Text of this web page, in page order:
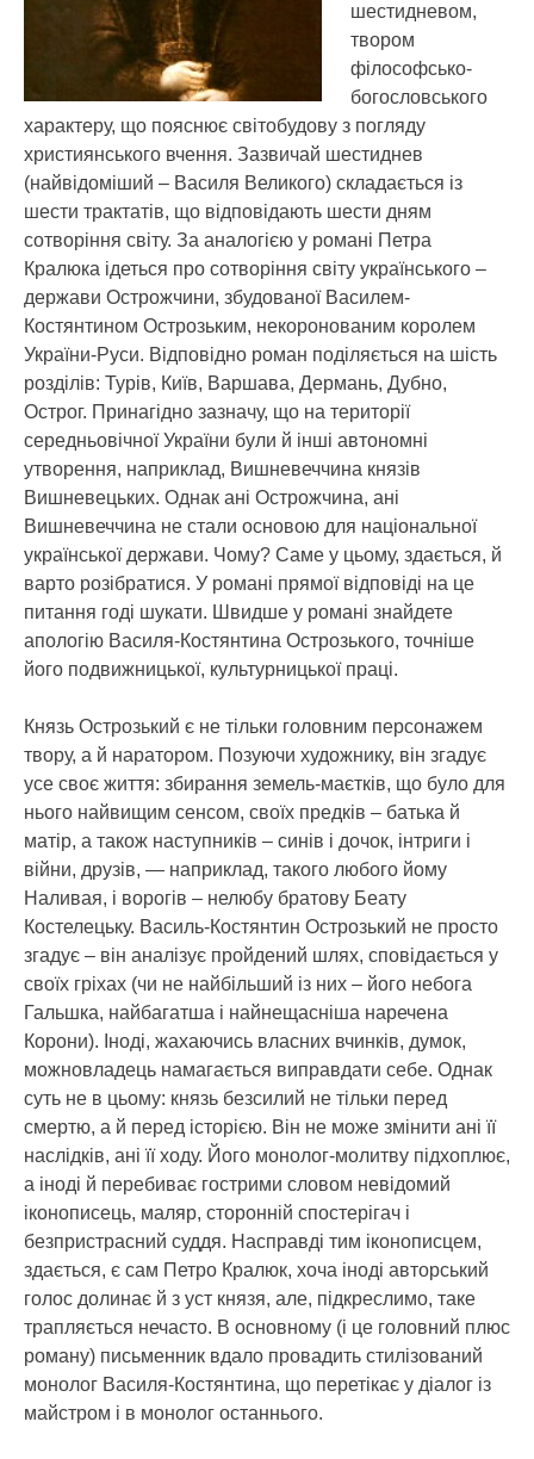
шестидневом,
твором
філософсько-
богословського
характеру, що пояснює світобудову з погляду
християнського вчення. Зазвичай шестиднев
(найвідоміший – Василя Великого) складається із
шести трактатів, що відповідають шести дням
сотворіння світу. За аналогією у романі Петра
Кралюка ідеться про сотворіння світу українського –
держави Острожчини, збудованої Василем-
Костянтином Острозьким, некоронованим королем
України-Руси. Відповідно роман поділяється на шість
розділів: Турів, Київ, Варшава, Дермань, Дубно,
Острог. Принагідно зазначу, що на території
середньовічної України були й інші автономні
утворення, наприклад, Вишневеччина князів
Вишневецьких. Однак ані Острожчина, ані
Вишневеччина не стали основою для національної
української держави. Чому? Саме у цьому, здається, й
варто розібратися. У романі прямої відповіді на це
питання годі шукати. Швидше у романі знайдете
апологію Василя-Костянтина Острозького, точніше
його подвижницької, культурницької праці.
Князь Острозький є не тільки головним персонажем
твору, а й наратором. Позуючи художнику, він згадує
усе своє життя: збирання земель-маєтків, що було для
нього найвищим сенсом, своїх предків – батька й
матір, а також наступників – синів і дочок, інтриги і
війни, друзів, — наприклад, такого любого йому
Наливая, і ворогів – нелюбу братову Беату
Костелецьку. Василь-Костянтин Острозький не просто
згадує – він аналізує пройдений шлях, сповідається у
своїх гріхах (чи не найбільший із них – його небога
Гальшка, найбагатша і найнещасніша наречена
Корони). Іноді, жахаючись власних вчинків, думок,
можновладець намагається виправдати себе. Однак
суть не в цьому: князь безсилий не тільки перед
смертю, а й перед історією. Він не може змінити ані її
наслідків, ані її ходу. Його монолог-молитву підхоплює,
а іноді й перебиває гострими словом невідомий
іконописець, маляр, сторонній спостерігач і
безпристрасний суддя. Насправді тим іконописцем,
здається, є сам Петро Кралюк, хоча іноді авторський
голос долинає й з уст князя, але, підкреслимо, таке
трапляється нечасто. В основному (і це головний плюс
роману) письменник вдало провадить стилізований
монолог Василя-Костянтина, що перетікає у діалог із
майстром і в монолог останнього.